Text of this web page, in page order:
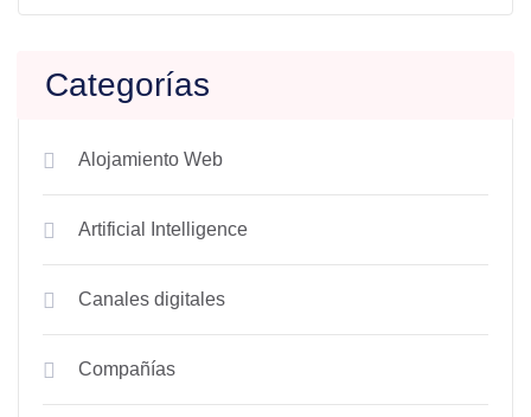
Categorías
Alojamiento Web
Artificial Intelligence
Canales digitales
Compañías